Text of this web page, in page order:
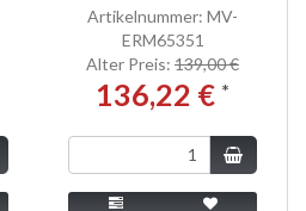
Artikelnummer: MV-
ERM65351
Alter Preis: 139,00 €
136,22 € *